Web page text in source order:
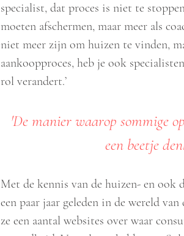
specialist, dat proces is niet te
moeten afschermen, maar meer als
niet meer zijn om huizen te vinden,
aankoopproces, heb je ook
rol verandert.’
'De manier waarop sommige
een beetje
Met de kennis van de huizen- en ook
een paar jaar geleden in de wereld
ze een aantal websites over waar